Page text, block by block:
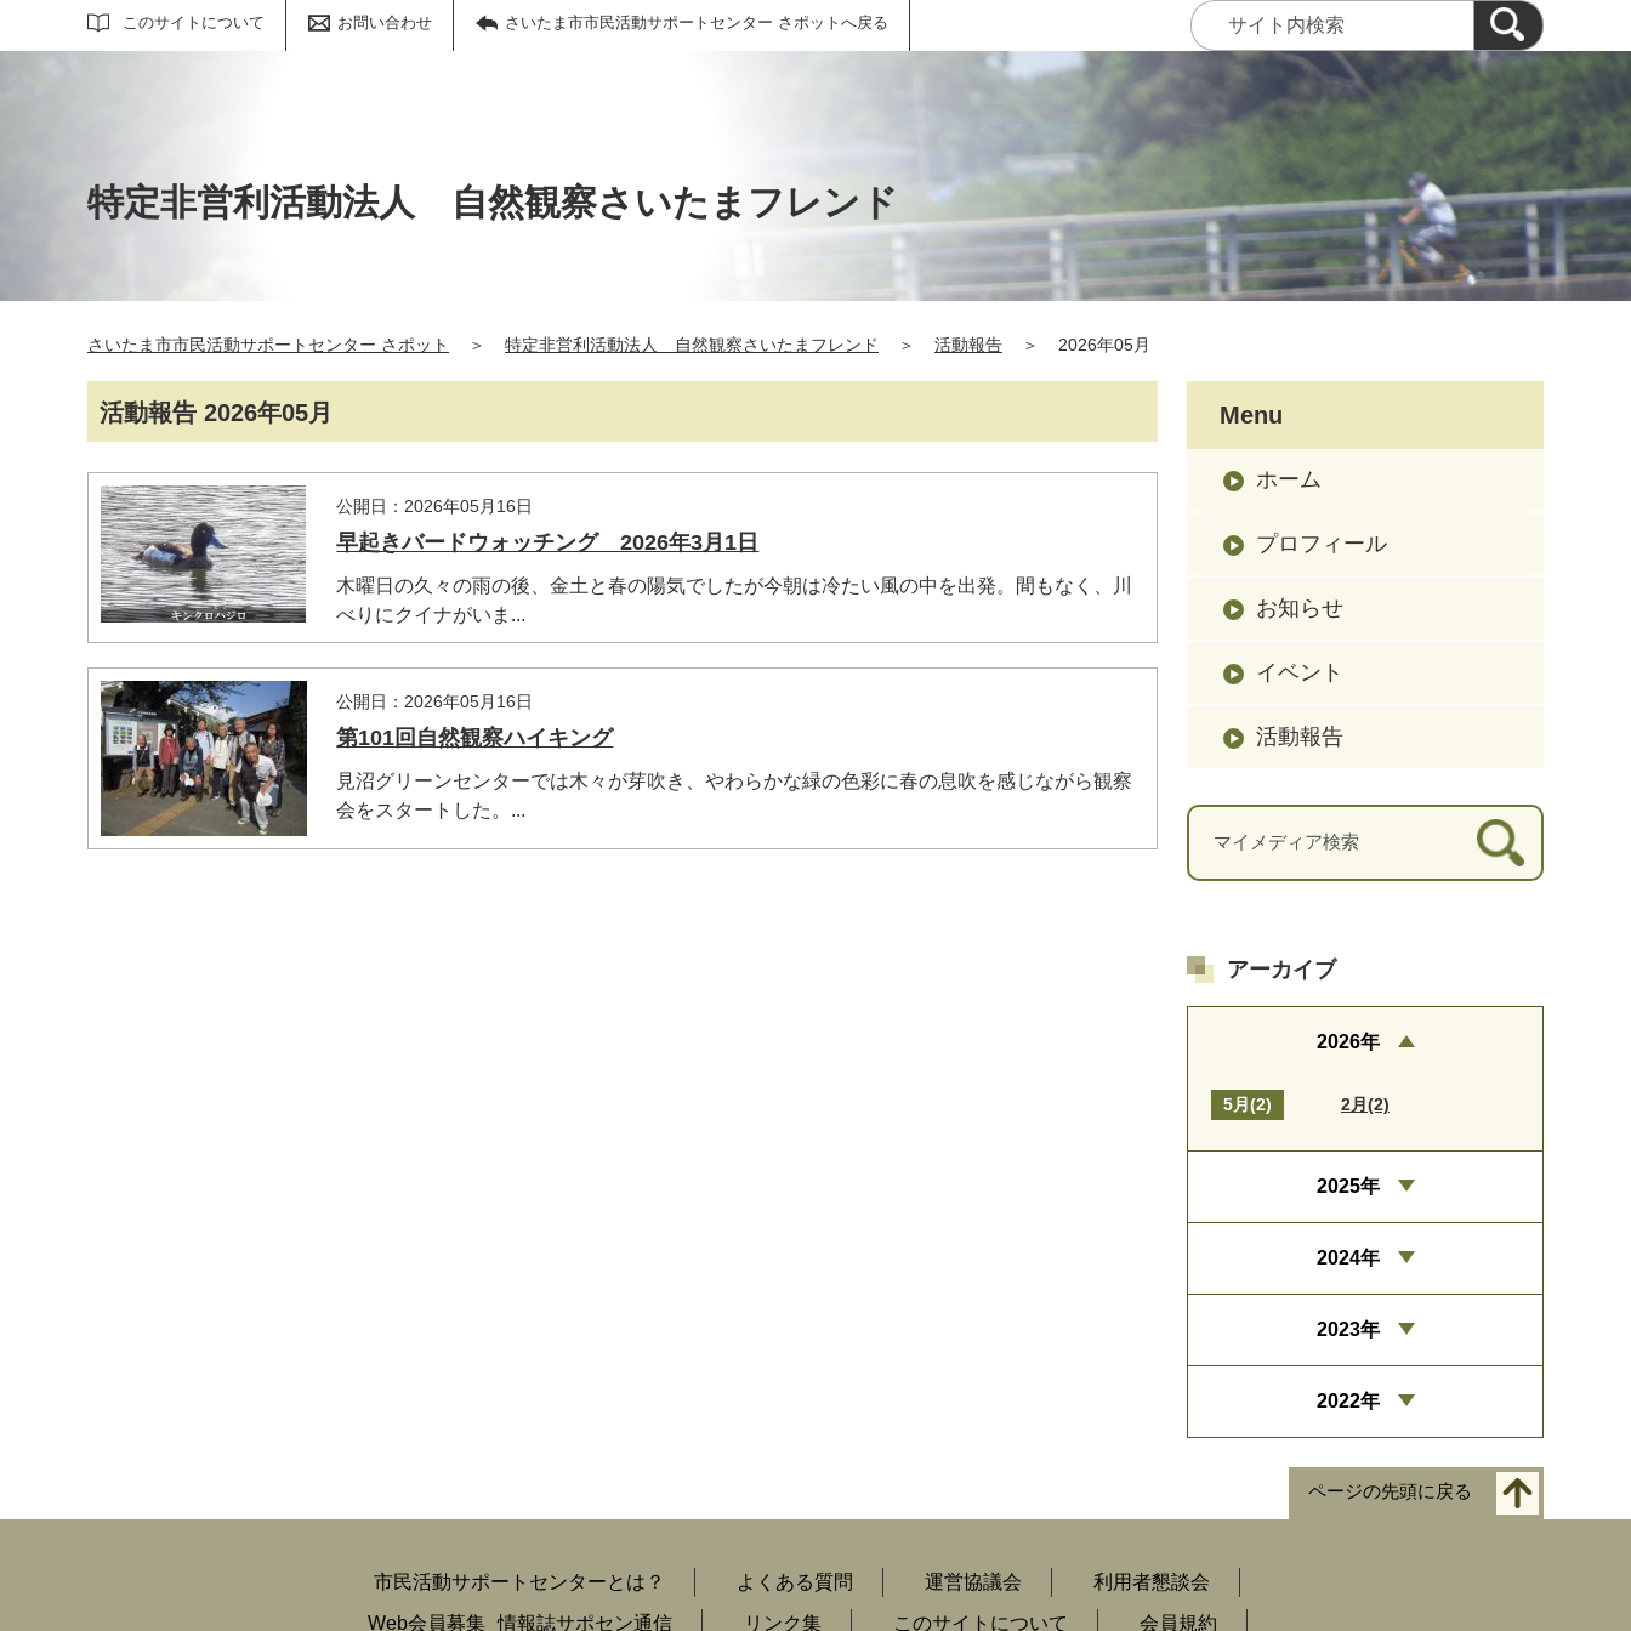
このサイトについて お問い合わせ さいたま市市民活動サポートセンター さポットへ戻る
サイト内検索
特定非営利活動法人 自然観察さいたまフレンド
さいたま市市民活動サポートセンター さポット ＞ 特定非営利活動法人 自然観察さいたまフレンド ＞ 活動報告 ＞ 2026年05月
活動報告 2026年05月
公開日：2026年05月16日
早起きバードウォッチング 2026年3月1日
木曜日の久々の雨の後、金土と春の陽気でしたが今朝は冷たい風の中を出発。間もなく、川
べりにクイナがいま...
公開日：2026年05月16日
第101回自然観察ハイキング
見沼グリーンセンターでは木々が芽吹き、やわらかな緑の色彩に春の息吹を感じながら観察
会をスタートした。...
Menu
ホーム
プロフィール
お知らせ
イベント
活動報告
マイメディア検索
アーカイブ
2026年
5月(2) 2月(2)
2025年
2024年
2023年
2022年
ページの先頭に戻る
市民活動サポートセンターとは？ よくある質問 運営協議会
利用者懇談会
Web会員募集 情報誌サポセン通信 リンク集 このサイトについて 会員規約